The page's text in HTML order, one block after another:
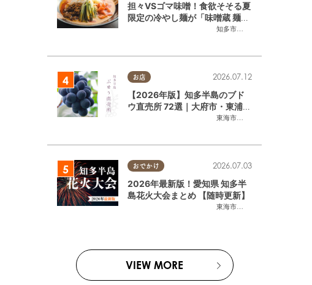
知多市
,半田市
担々VSゴマ味噌！食欲そそる夏
限定の冷やし麺が「味噌蔵 麺四
朗 半田店・知多店」で登場／ち
お店
東海市
,大府市
2026.07.12
【2026年版】知多半島のブド
ウ直売所 72選｜大府市・東浦町
ほかエリア別に一挙紹介
おでかけ
東海市
,大府市
2026.07.03
2026年最新版！愛知県 知多半
島花火大会まとめ 【随時更新】
VIEW MORE